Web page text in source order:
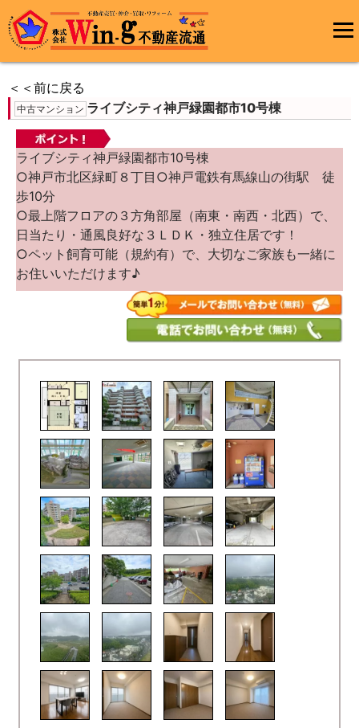
メインメ
＜＜前に戻る
中古マンション ライブシティ神戸緑園都市10号棟
ライブシティ神戸緑園都市10号棟
○神戸市北区緑町８丁目○神戸電鉄有馬線山の街駅 徒
歩10分
○最上階フロアの３方角部屋（南東・南西・北西）で、
日当たり・通風良好な３ＬＤＫ・独立住居です！
○ペット飼育可能（規約有）で、大切なご家族も一緒に
お住いいただけます♪